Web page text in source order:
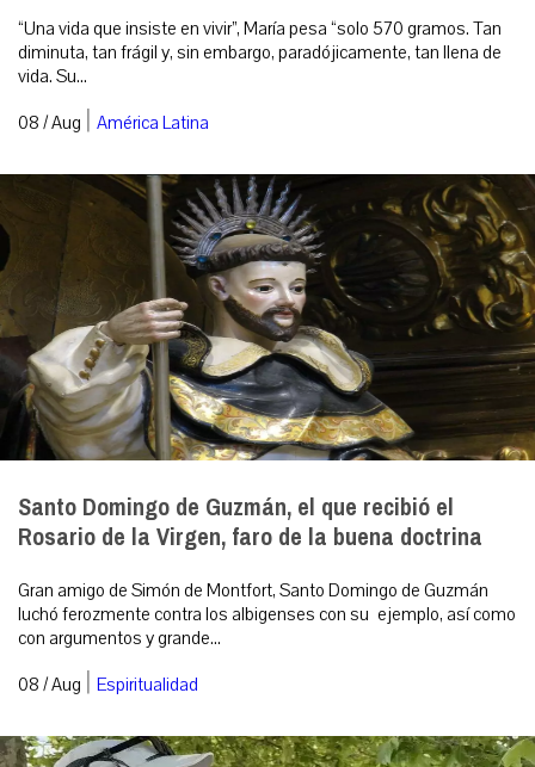
“Una vida que insiste en vivir”, María pesa “solo 570 gramos. Tan
diminuta, tan frágil y, sin embargo, paradójicamente, tan llena de
vida. Su...
08 / Aug | América Latina
Santo Domingo de Guzmán, el que recibió el
Rosario de la Virgen, faro de la buena doctrina
Gran amigo de Simón de Montfort, Santo Domingo de Guzmán
luchó ferozmente contra los albigenses con su ejemplo, así como
con argumentos y grande...
08 / Aug | Espiritualidad